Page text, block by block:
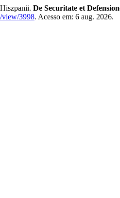
De Securitate et
view/3998. Acesso em: 6 aug. 2026.